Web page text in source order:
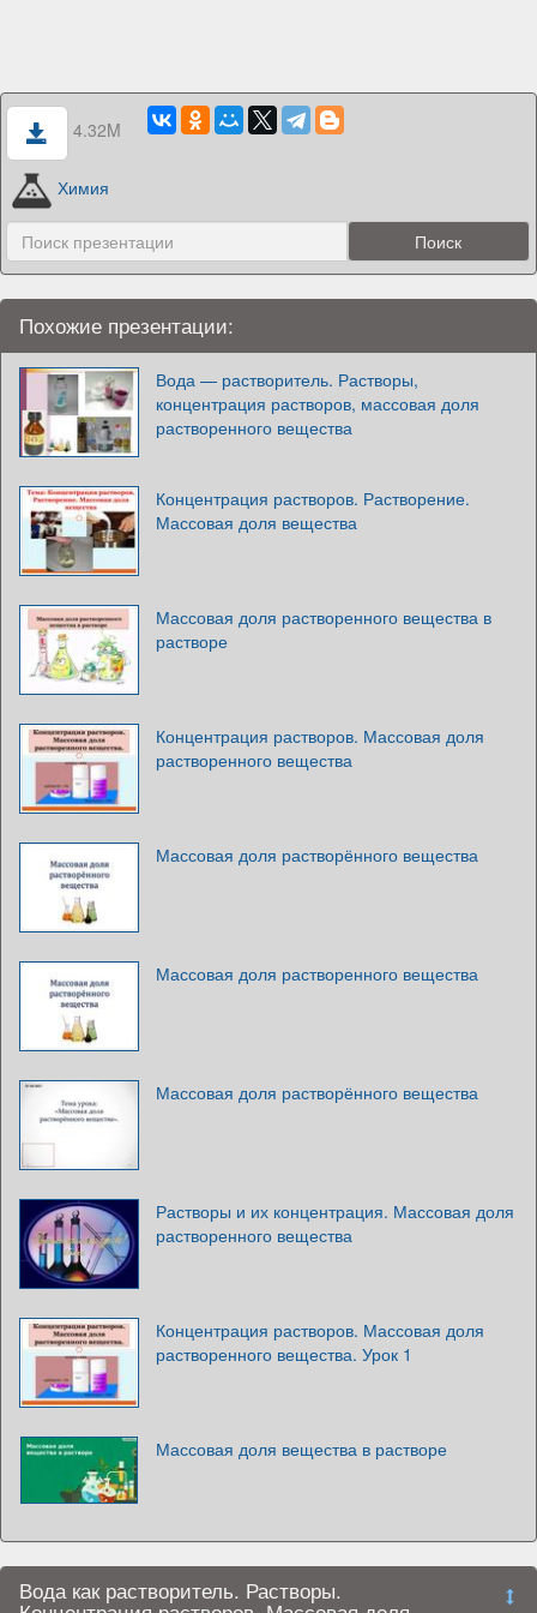
4.32M
Химия
Похожие презентации:
Вода — растворитель. Растворы,
концентрация растворов, массовая доля
растворенного вещества
Концентрация растворов. Растворение.
Массовая доля вещества
Массовая доля растворенного вещества в
растворе
Концентрация растворов. Массовая доля
растворенного вещества
Массовая доля растворённого вещества
Массовая доля растворенного вещества
Массовая доля растворённого вещества
Растворы и их концентрация. Массовая доля
растворенного вещества
Концентрация растворов. Массовая доля
растворенного вещества. Урок 1
Массовая доля вещества в растворе
Вода как растворитель. Растворы.